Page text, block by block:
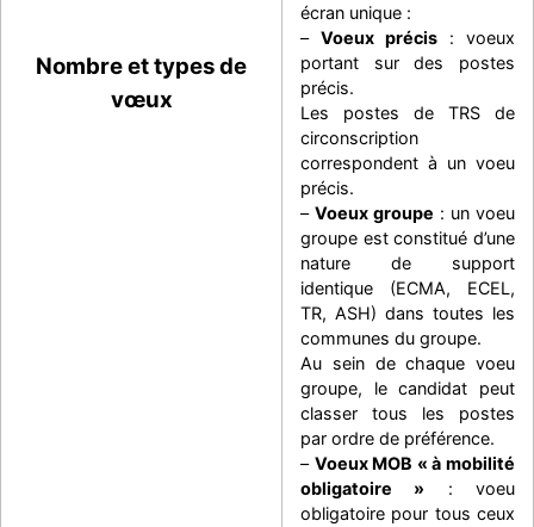
Nombre et types de
vœux
écran unique :
– Voeux précis : voeux
portant sur des postes
précis.
Les postes de TRS de
circonscription
correspondent à un voeu
précis.
–Voeux groupe : un voeu
groupe est constitué d’une
nature de support
identique (ECMA, ECEL,
TR, ASH) dans toutes les
communes du groupe.
Au sein de chaque voeu
groupe, le candidat peut
classer tous les postes
par ordre de préférence.
– Voeux MOB « à mobilité
obligatoire » : voeu
obligatoire pour tous ceux